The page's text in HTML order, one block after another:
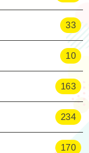
33
10
163
234
170